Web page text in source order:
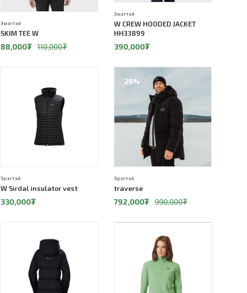
SKIM TEE W
Эмэгтэй
88,000₮ 110,000₮
W CREW HOODED JACKET
HH33899
Эмэгтэй
390,000₮
W Sirdal insulator vest
Эрэгтэй
330,000₮
20%
traverse
Эрэгтэй
792,000₮ 990,000₮